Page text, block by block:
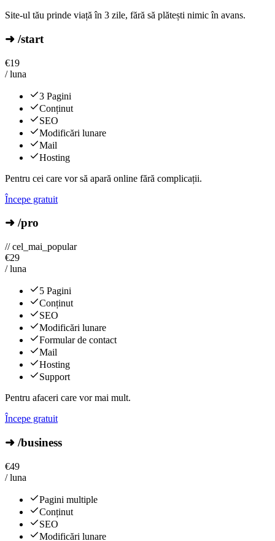
Site-ul tău prinde viață în 3 zile, fără să plătești nimic în avans.
➜ /start
€19
/ luna
3 Pagini
Conținut
SEO
Modificări lunare
Mail
Hosting
Pentru cei care vor să apară online fără complicații.
Începe gratuit
➜ /pro
// cel_mai_popular
€29
/ luna
5 Pagini
Conținut
SEO
Modificări lunare
Formular de contact
Mail
Hosting
Support
Pentru afaceri care vor mai mult.
Începe gratuit
➜ /business
€49
/ luna
Pagini multiple
Conținut
SEO
Modificări lunare